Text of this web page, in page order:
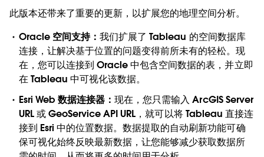
此版本还带来了重要的更新，以扩展您的地理空间分析。
Oracle 空间支持：我们扩展了 Tableau 的空间数据库
连接，让解决基于位置的问题变得前所未有的轻松。现
在，您可以连接到 Oracle 中包含空间数据的表，并立即
在 Tableau 中可视化该数据。
Esri Web 数据连接器：现在，您只需输入 ArcGIS Server
URL 或 GeoService API URL，就可以将 Tableau 直接连
接到 Esri 中的位置数据。数据提取的自动刷新功能可确
保可视化始终反映最新数据，让您能够减少获取数据所